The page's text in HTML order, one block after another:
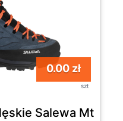
0.00 zł
szt
Salewa Mtn